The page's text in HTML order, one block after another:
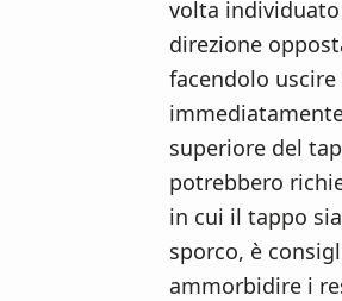
volta
direzione
facendolo
superiore del
potrebbero
in cui il tappo
sporco, è
ammorbidire i